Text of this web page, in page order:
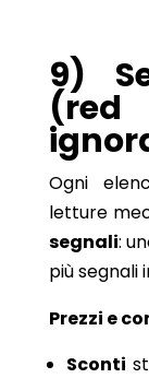
9)
Ogni
letture
segnali:
più segnali
Prezzi e
Sconti